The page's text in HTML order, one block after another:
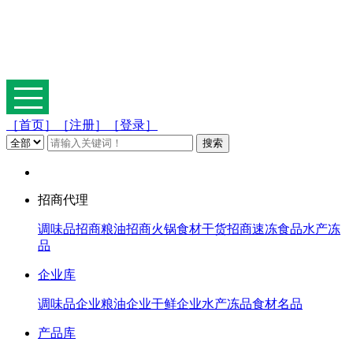
［首页］ ［注册］ ［登录］
招商代理
调味品招商粮油招商火锅食材干货招商速冻食品水产冻
品
企业库
调味品企业粮油企业干鲜企业水产冻品食材名品
产品库